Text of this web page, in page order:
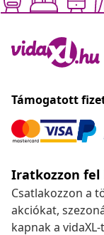
Támogatott
Iratkozzon
Csatlakozzon a
akciókat,
kapnak a